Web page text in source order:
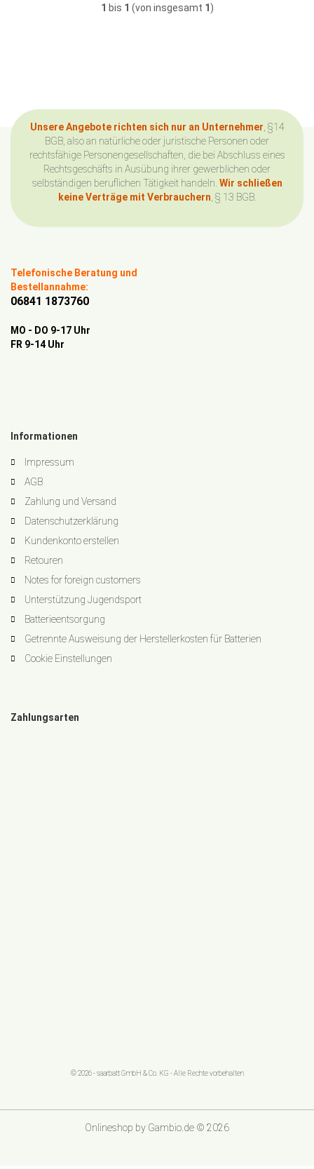
1 bis 1 (von insgesamt 1 )
Unsere Angebote richten sich nur an Unternehmer , §14
BGB, also an natürliche oder juristische Personen oder
rechtsfähige Personengesellschaften, die bei Abschluss eines
Rechtsgeschäfts in Ausübung ihrer gewerblichen oder
selbständigen beruflichen Tätigkeit handeln. Wir schließen
keine Verträge mit Verbrauchern , § 13 BGB.
Telefonische Beratung und
Bestellannahme:
06841 1873760
MO - DO 9-17 Uhr
FR 9-14 Uhr
Informationen
Impressum
AGB
Zahlung und Versand
Datenschutzerklärung
Kundenkonto erstellen
Retouren
Notes for foreign customers
Unterstützung Jugendsport
Batterieentsorgung
Getrennte Ausweisung der Herstellerkosten für Batterien
Cookie Einstellungen
Zahlungsarten
© 2026 - saarbatt GmbH & Co. KG - Alle Rechte vorbehalten
Onlineshop by Gambio.de © 2026